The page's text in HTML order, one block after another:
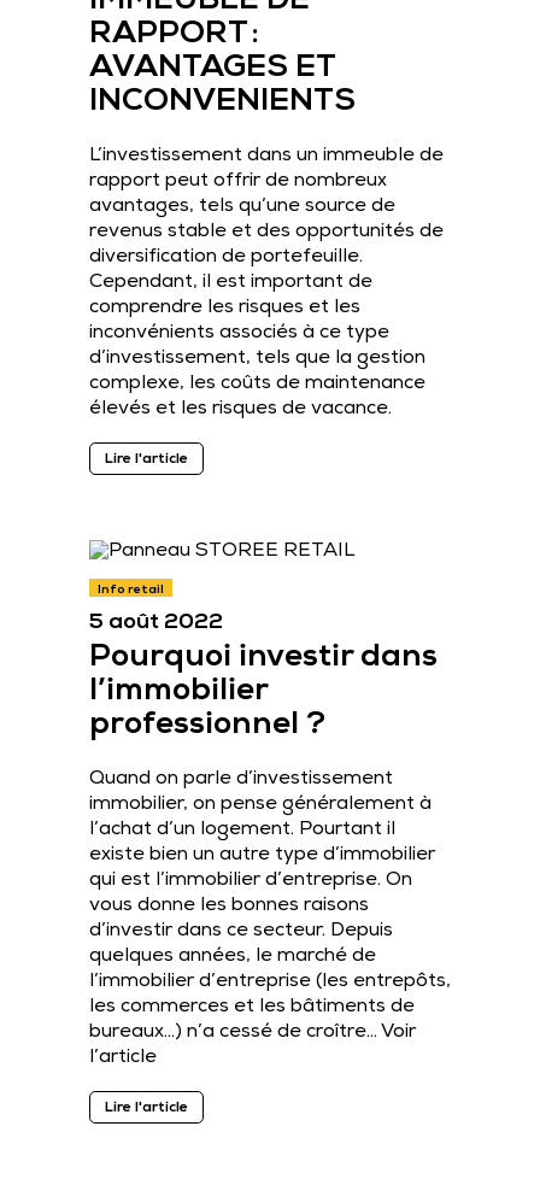
RAPPORT :
AVANTAGES ET
INCONVENIENTS
L’investissement dans un immeuble de
rapport peut offrir de nombreux
avantages, tels qu’une source de
revenus stable et des opportunités de
diversification de portefeuille.
Cependant, il est important de
comprendre les risques et les
inconvénients associés à ce type
d’investissement, tels que la gestion
complexe, les coûts de maintenance
élevés et les risques de vacance.
Lire l'article
Info retail
5 août 2022
Pourquoi investir dans
l’immobilier
professionnel ?
Quand on parle d’investissement
immobilier, on pense généralement à
l’achat d’un logement. Pourtant il
existe bien un autre type d’immobilier
qui est l’immobilier d’entreprise. On
vous donne les bonnes raisons
d’investir dans ce secteur. Depuis
quelques années, le marché de
l’immobilier d’entreprise (les entrepôts,
les commerces et les bâtiments de
bureaux…) n’a cessé de croître… Voir
l’article
Lire l'article